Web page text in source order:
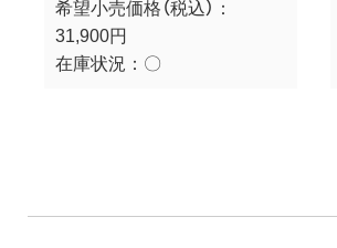
希望小売価格（税込）：
31,900円
在庫状況： 〇